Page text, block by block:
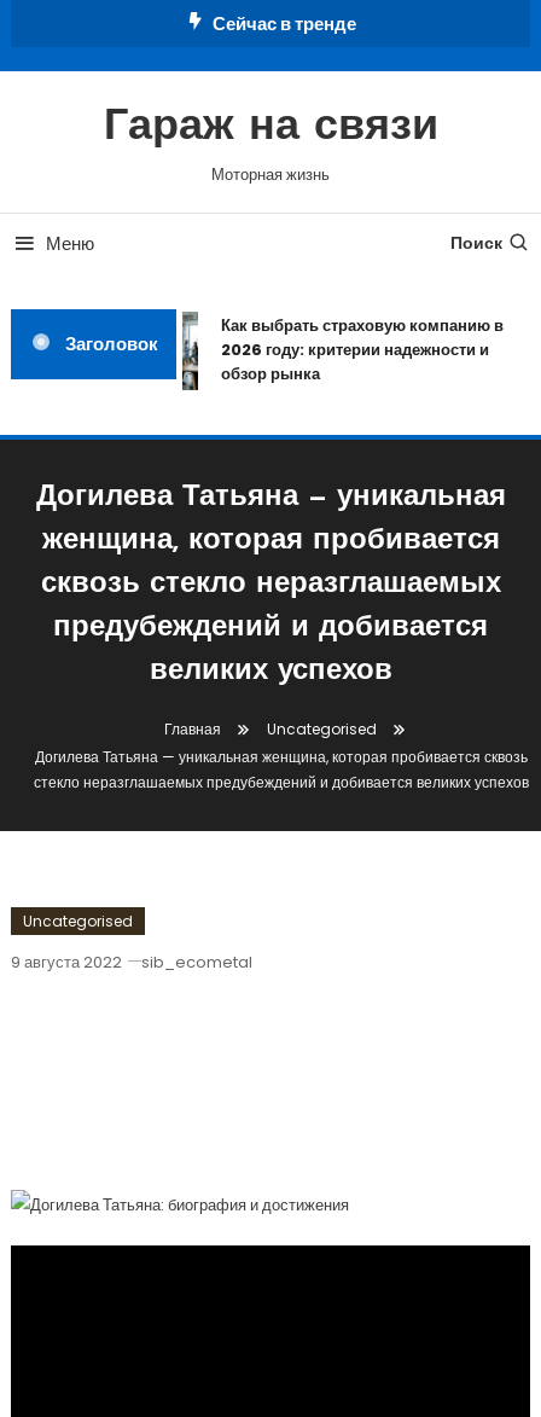
Сейчас в тренде
Гараж на связи
Моторная жизнь
Меню Поиск
Заголовок
Как выбрать страховую компанию в
2026 году: критерии надежности и
обзор рынка
Догилева Татьяна — уникальная
женщина, которая пробивается
сквозь стекло неразглашаемых
предубеждений и добивается
великих успехов
Главная
Uncategorised
Догилева Татьяна — уникальная женщина, которая пробивается сквозь
стекло неразглашаемых предубеждений и добивается великих успехов
Uncategorised
9 августа 2022 sib_ecometal